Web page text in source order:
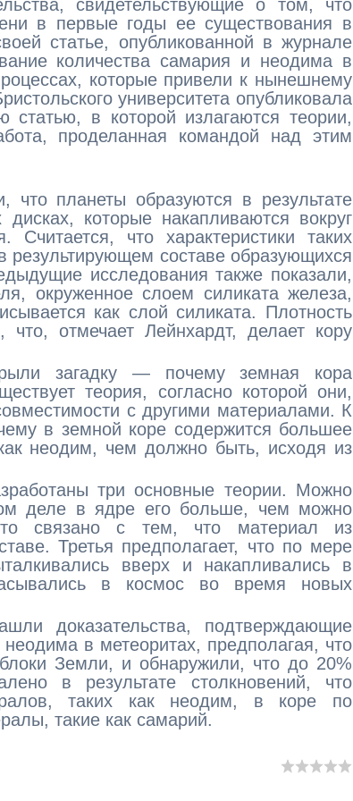
свидетельствующие о том, что
в первые годы ее существования в
статье, опубликованной в журнале
количества самария и неодима в
которые привели к нынешнему
университета опубликовала
в которой излагаются теории,
проделанная командой над этим
что планеты образуются в результате
которые накапливаются вокруг
что характеристики таких
результирующем составе образующихся
исследования также показали,
окруженное слоем силиката железа,
как слой силиката. Плотность
отмечает Лейнхардт, делает кору
загадку — почему земная кора
теория, согласно которой они,
с другими материалами. К
в земной коре содержится большее
неодим, чем должно быть, исходя из
три основные теории. Можно
деле в ядре его больше, чем можно
связано с тем, что материал из
Третья предполагает, что по мере
вверх и накапливались в
в космос во время новых
доказательства, подтверждающие
в метеоритах, предполагая, что
Земли, и обнаружили, что до 20%
в результате столкновений, что
таких как неодим, в коре по
такие как самарий.